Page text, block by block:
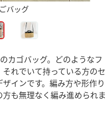
バッグ
カゴバッグ。どのようなフ
れでいて持っている方のセ
インです。編み方や形作り
も無理なく編み進められま